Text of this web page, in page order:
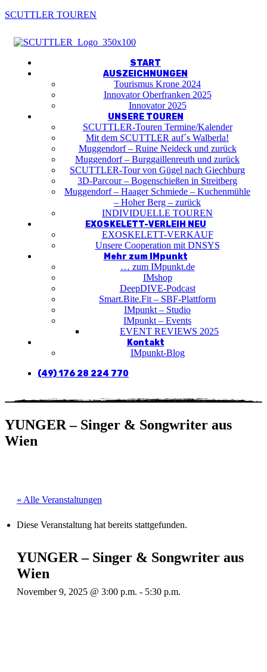
SCUTTLER TOUREN
Menu
START
AUSZEICHNUNGEN
Tourismus Krone 2024
Innovator Oberfranken 2025
Innovator 2025
UNSERE TOUREN
SCUTTLER-Touren Termine/Kalender
Mit dem SCUTTLER auf´s Walberla!
Muggendorf – Ruine Neideck und zurück
Muggendorf – Burggaillenreuth und zurück
SCUTTLER-Tour von Gügel nach Giechburg
3D-Parcour – Bogenschießen in Streitberg
Muggendorf – Haager Schmiede – Kuchenmühle
– Hoher Berg – zurück
INDIVIDUELLE TOUREN
EXOSKELETT-VERLEIH NEU
EXOSKELETT-VERKAUF
Unsere Cooperation mit DNSYS
Mehr zum IMpunkt
… zum IMpunkt.de
IMshop
DeepDIVE-Podcast
Smart.Bite.Fit – SBF-Plattform
IMpunkt – Studio
IMpunkt – Events
EVENT REVIEWS 2025
Kontakt
IMpunkt-Blog
(49) 176 28 224 770
YUNGER – Singer & Songwriter aus
Wien
« Alle Veranstaltungen
Diese Veranstaltung hat bereits stattgefunden.
YUNGER – Singer & Songwriter aus
Wien
November 9, 2025 @ 3:00 p.m. - 5:30 p.m.